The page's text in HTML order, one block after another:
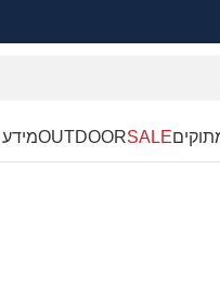
SALE
OUTDOORמידע